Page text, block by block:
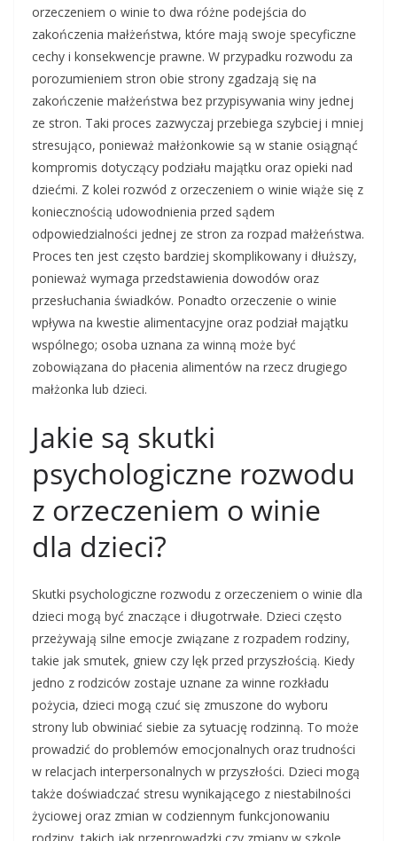
orzeczeniem o winie to dwa różne podejścia do
zakończenia małżeństwa, które mają swoje specyficzne
cechy i konsekwencje prawne. W przypadku rozwodu za
porozumieniem stron obie strony zgadzają się na
zakończenie małżeństwa bez przypisywania winy jednej
ze stron. Taki proces zazwyczaj przebiega szybciej i mniej
stresująco, ponieważ małżonkowie są w stanie osiągnąć
kompromis dotyczący podziału majątku oraz opieki nad
dziećmi. Z kolei rozwód z orzeczeniem o winie wiąże się z
koniecznością udowodnienia przed sądem
odpowiedzialności jednej ze stron za rozpad małżeństwa.
Proces ten jest często bardziej skomplikowany i dłuższy,
ponieważ wymaga przedstawienia dowodów oraz
przesłuchania świadków. Ponadto orzeczenie o winie
wpływa na kwestie alimentacyjne oraz podział majątku
wspólnego; osoba uznana za winną może być
zobowiązana do płacenia alimentów na rzecz drugiego
małżonka lub dzieci.
Jakie są skutki
psychologiczne rozwodu
z orzeczeniem o winie
dla dzieci?
Skutki psychologiczne rozwodu z orzeczeniem o winie dla
dzieci mogą być znaczące i długotrwałe. Dzieci często
przeżywają silne emocje związane z rozpadem rodziny,
takie jak smutek, gniew czy lęk przed przyszłością. Kiedy
jedno z rodziców zostaje uznane za winne rozkładu
pożycia, dzieci mogą czuć się zmuszone do wyboru
strony lub obwiniać siebie za sytuację rodzinną. To może
prowadzić do problemów emocjonalnych oraz trudności
w relacjach interpersonalnych w przyszłości. Dzieci mogą
także doświadczać stresu wynikającego z niestabilności
życiowej oraz zmian w codziennym funkcjonowaniu